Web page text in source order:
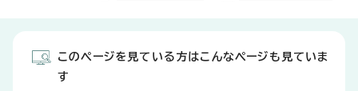
このページを見ている方はこんなページも見ていま
す